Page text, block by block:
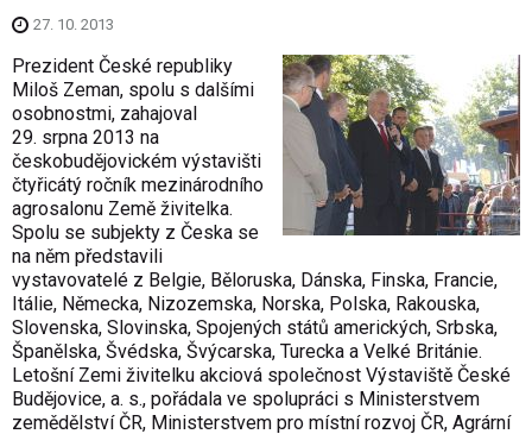
27. 10. 2013
Prezident České republiky
Miloš Zeman, spolu s dalšími
osobnostmi, zahajoval
29. srpna 2013 na
českobudějovickém výstavišti
čtyřicátý ročník mezinárodního
agrosalonu Země živitelka.
Spolu se subjekty z Česka se
na něm představili
vystavovatelé z Belgie, Běloruska, Dánska, Finska, Francie,
Itálie, Německa, Nizozemska, Norska, Polska, Rakouska,
Slovenska, Slovinska, Spojených států amerických, Srbska,
Španělska, Švédska, Švýcarska, Turecka a Velké Británie.
Letošní Zemi živitelku akciová společnost Výstaviště České
Budějovice, a. s., pořádala ve spolupráci s Ministerstvem
zemědělství ČR, Ministerstvem pro místní rozvoj ČR, Agrární